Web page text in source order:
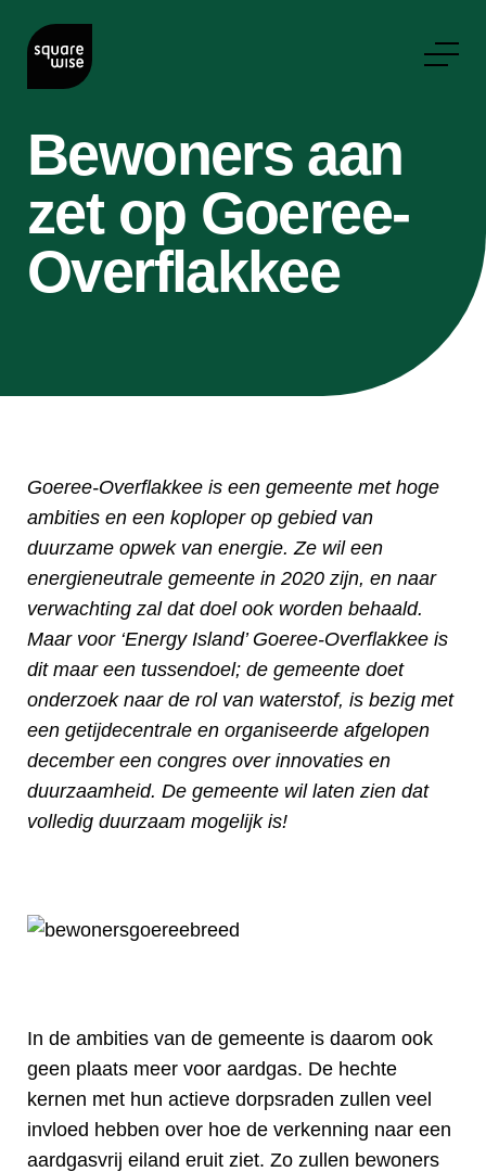
Bewoners aan
zet op Goeree-
Overflakkee
Goeree-Overflakkee is een gemeente met hoge
ambities en een koploper op gebied van
duurzame opwek van energie. Ze wil een
energieneutrale gemeente in 2020 zijn, en naar
verwachting zal dat doel ook worden behaald.
Maar voor ‘Energy Island’ Goeree-Overflakkee is
dit maar een tussendoel; de gemeente doet
onderzoek naar de rol van waterstof, is bezig met
een getijdecentrale en organiseerde afgelopen
december een congres over innovaties en
duurzaamheid. De gemeente wil laten zien dat
volledig duurzaam mogelijk is!
In de ambities van de gemeente is daarom ook
geen plaats meer voor aardgas. De hechte
kernen met hun actieve dorpsraden zullen veel
invloed hebben over hoe de verkenning naar een
aardgasvrij eiland eruit ziet. Zo zullen bewoners